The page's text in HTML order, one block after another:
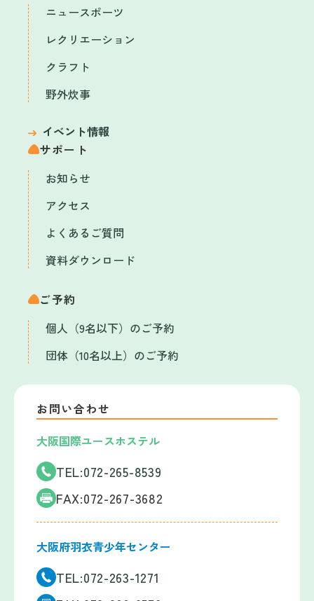
ニュースポーツ
レクリエーション
クラフト
野外炊事
イベント情報
サポート
お知らせ
アクセス
よくあるご質問
資料ダウンロード
ご予約
個人（9名以下）のご予約
団体（10名以上）のご予約
お問い合わせ
大阪国際ユースホステル
TEL:072-265-8539
FAX:072-267-3682
大阪府羽衣青少年センター
TEL:072-263-1271